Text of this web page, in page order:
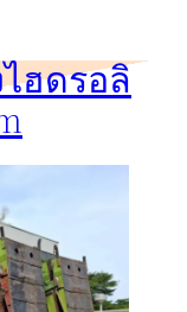
ไฮดรอลิ